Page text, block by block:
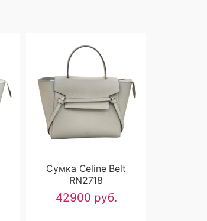
Сумка Celine Belt
RN2718
42900 руб.